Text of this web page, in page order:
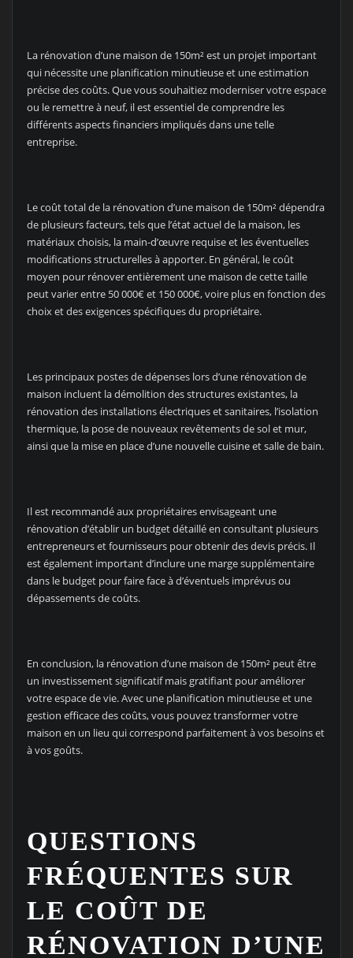
La rénovation d’une maison de 150m² est un projet important
qui nécessite une planification minutieuse et une estimation
précise des coûts. Que vous souhaitiez moderniser votre espace
ou le remettre à neuf, il est essentiel de comprendre les
différents aspects financiers impliqués dans une telle
entreprise.
Le coût total de la rénovation d’une maison de 150m² dépendra
de plusieurs facteurs, tels que l’état actuel de la maison, les
matériaux choisis, la main-d’œuvre requise et les éventuelles
modifications structurelles à apporter. En général, le coût
moyen pour rénover entièrement une maison de cette taille
peut varier entre 50 000€ et 150 000€, voire plus en fonction des
choix et des exigences spécifiques du propriétaire.
Les principaux postes de dépenses lors d’une rénovation de
maison incluent la démolition des structures existantes, la
rénovation des installations électriques et sanitaires, l’isolation
thermique, la pose de nouveaux revêtements de sol et mur,
ainsi que la mise en place d’une nouvelle cuisine et salle de bain.
Il est recommandé aux propriétaires envisageant une
rénovation d’établir un budget détaillé en consultant plusieurs
entrepreneurs et fournisseurs pour obtenir des devis précis. Il
est également important d’inclure une marge supplémentaire
dans le budget pour faire face à d’éventuels imprévus ou
dépassements de coûts.
En conclusion, la rénovation d’une maison de 150m² peut être
un investissement significatif mais gratifiant pour améliorer
votre espace de vie. Avec une planification minutieuse et une
gestion efficace des coûts, vous pouvez transformer votre
maison en un lieu qui correspond parfaitement à vos besoins et
à vos goûts.
QUESTIONS
FRÉQUENTES SUR
LE COÛT DE
RÉNOVATION D’UNE